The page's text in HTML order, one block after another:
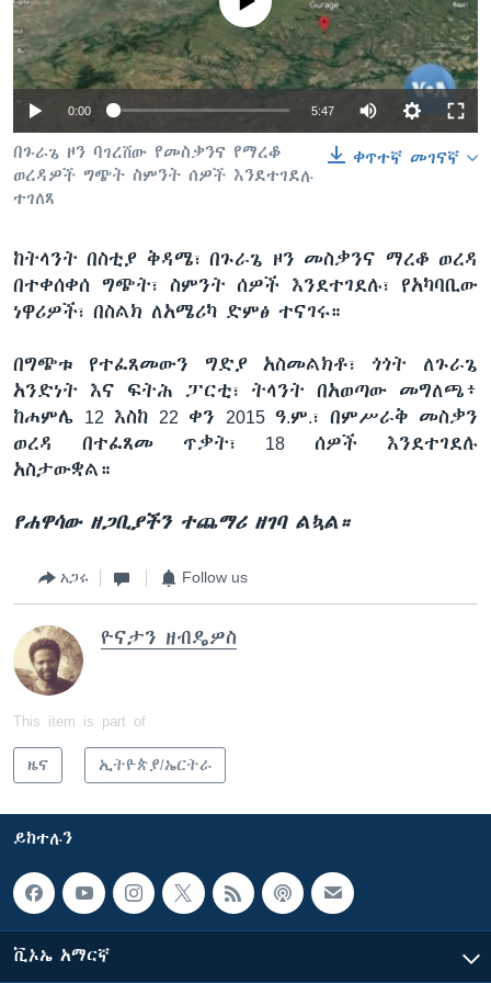
ቋንቋዎች
0:00 5:47
ቀጥተኛ መገናኛ
በጉራጌ ዞን ባገረሸው የመስቃንና የማረቆ
ወረዳዎች ግጭት ስምንት ሰዎች እንደተገደሉ
ተገለጸ
ከትላንት በስቲያ ቅዳሜ፣ በጉራጌ ዞን መስቃንና ማረቆ ወረዳ
በተቀሰቀሰ ግጭት፣ ስምንት ሰዎች እንደተገደሉ፣ የአካባቢው
ነዋሪዎች፣ በስልክ ለአሜሪካ ድምፅ ተናገሩ።
በግጭቱ የተፈጸመውን ግድያ አስመልክቶ፣ ጎጎት ለጉራጌ
አንድነት እና ፍትሕ ፓርቲ፣ ትላንት በአወጣው መግለጫ፥
ከሐምሌ 12 እስከ 22 ቀን 2015 ዓ.ም.፣ በምሥራቅ መስቃን
ወረዳ በተፈጸመ ጥቃት፣ 18 ሰዎች እንደተገደሉ
አስታውቋል።
የሐዋሳው ዘጋቢያችን ተጨማሪ ዘገባ ልኳል።
አጋሩ Follow us
ዮናታን ዘብዴዎስ
This item is part of
ዜና ኢትዮጵያ/ኤርትራ
ይከተሉን
ቪኦኤ አማርኛ